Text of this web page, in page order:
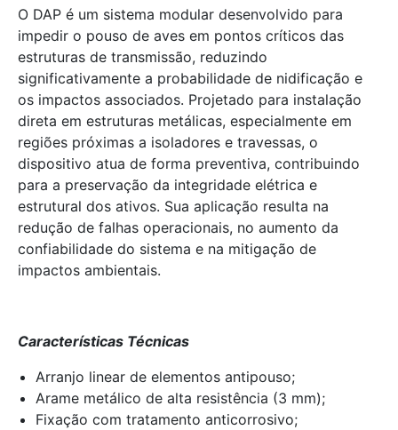
O DAP é um sistema modular desenvolvido para
impedir o pouso de aves em pontos críticos das
estruturas de transmissão, reduzindo
significativamente a probabilidade de nidificação e
os impactos associados. Projetado para instalação
direta em estruturas metálicas, especialmente em
regiões próximas a isoladores e travessas, o
dispositivo atua de forma preventiva, contribuindo
para a preservação da integridade elétrica e
estrutural dos ativos. Sua aplicação resulta na
redução de falhas operacionais, no aumento da
confiabilidade do sistema e na mitigação de
impactos ambientais.
Características Técnicas
Arranjo linear de elementos antipouso;
Arame metálico de alta resistência (3 mm);
Fixação com tratamento anticorrosivo;